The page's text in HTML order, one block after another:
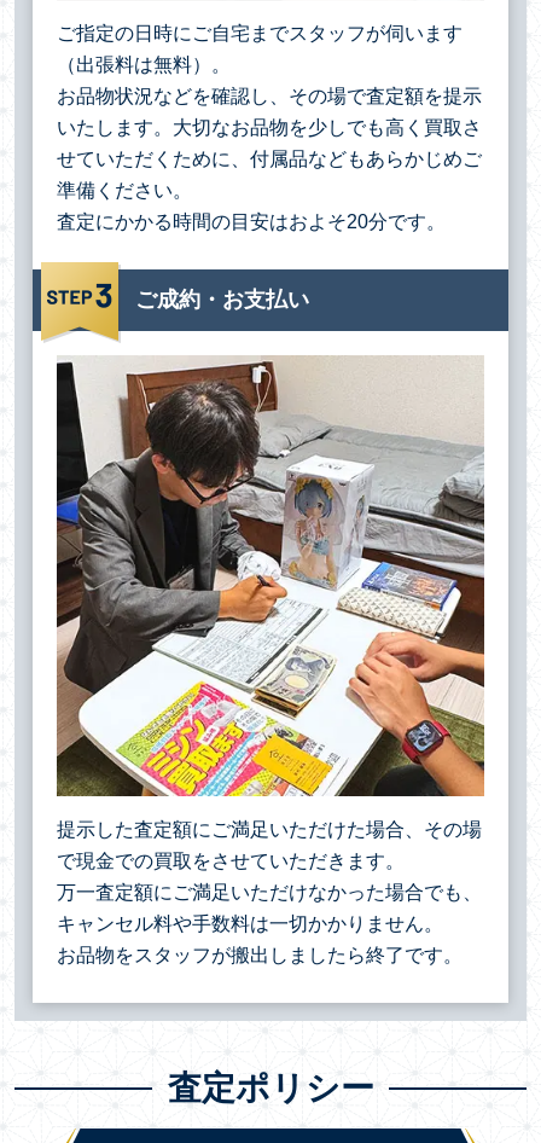
ご指定の日時にご自宅までスタッフが伺います
（出張料は無料）。
お品物状況などを確認し、その場で査定額を提示
いたします。大切なお品物を少しでも高く買取さ
せていただくために、付属品などもあらかじめご
準備ください。
査定にかかる時間の目安はおよそ20分です。
ご成約・お支払い
提示した査定額にご満足いただけた場合、その場
で現金での買取をさせていただきます。
万一査定額にご満足いただけなかった場合でも、
キャンセル料や手数料は一切かかりません。
お品物をスタッフが搬出しましたら終了です。
査定ポリシー